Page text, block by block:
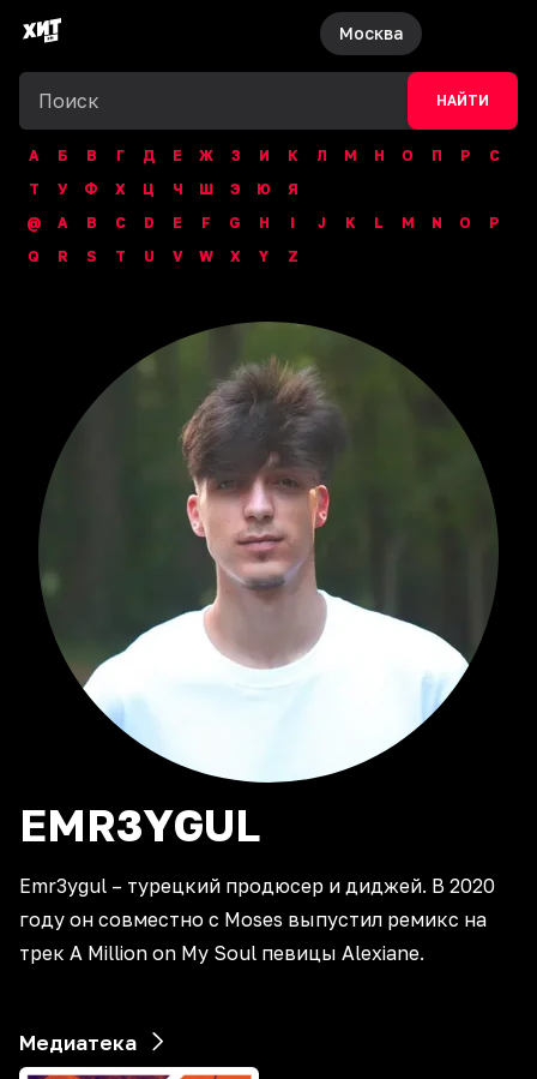
Москва
НАЙТИ
А Б В Г Д Е Ж З И К Л М Н О П Р
С
Т
У Ф Х Ц Ч Ш Э Ю
Я
@
A B C D E F G H I J K L M N O
P
Q
R S T U V W X Y Z
EMR3YGUL
Emr3ygul – турецкий продюсер и диджей. В 2020
году он совместно с Moses выпустил ремикс на
трек A Million on My Soul певицы Alexiane.
Медиатека